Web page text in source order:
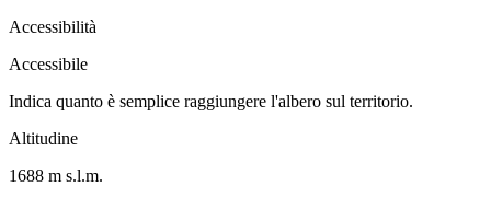
Accessibilità
Accessibile
Indica quanto è semplice raggiungere l'albero sul territorio.
Altitudine
1688 m s.l.m.